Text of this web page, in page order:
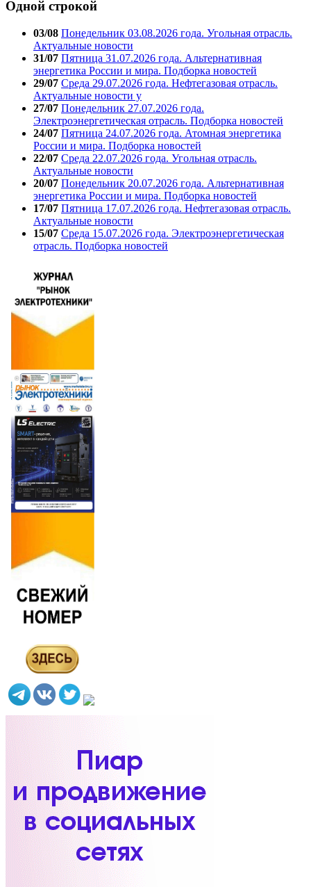
Одной строкой
03/08 Понедельник 03.08.2026 года. Угольная отрасль.
Актуальные новости
31/07 Пятница 31.07.2026 года. Альтернативная
энергетика России и мира. Подборка новостей
29/07 Среда 29.07.2026 года. Нефтегазовая отрасль.
Актуальные новости у
27/07 Понедельник 27.07.2026 года.
Электроэнергетическая отрасль. Подборка новостей
24/07 Пятница 24.07.2026 года. Атомная энергетика
России и мира. Подборка новостей
22/07 Среда 22.07.2026 года. Угольная отрасль.
Актуальные новости
20/07 Понедельник 20.07.2026 года. Альтернативная
энергетика России и мира. Подборка новостей
17/07 Пятница 17.07.2026 года. Нефтегазовая отрасль.
Актуальные новости
15/07 Среда 15.07.2026 года. Электроэнергетическая
отрасль. Подборка новостей